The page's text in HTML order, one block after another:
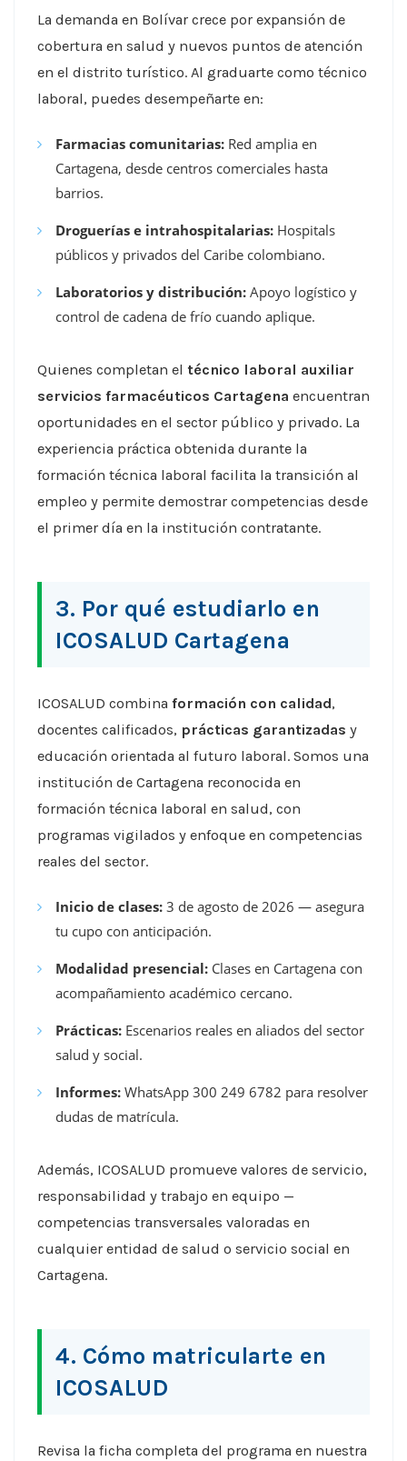
La demanda en Bolívar crece por expansión de
cobertura en salud y nuevos puntos de atención
en el distrito turístico. Al graduarte como técnico
laboral, puedes desempeñarte en:
Farmacias comunitarias: Red amplia en
Cartagena, desde centros comerciales hasta
barrios.
Droguerías e intrahospitalarias: Hospitals
públicos y privados del Caribe colombiano.
Laboratorios y distribución: Apoyo logístico y
control de cadena de frío cuando aplique.
Quienes completan el técnico laboral auxiliar
servicios farmacéuticos Cartagena encuentran
oportunidades en el sector público y privado. La
experiencia práctica obtenida durante la
formación técnica laboral facilita la transición al
empleo y permite demostrar competencias desde
el primer día en la institución contratante.
3. Por qué estudiarlo en
ICOSALUD Cartagena
ICOSALUD combina formación con calidad,
docentes calificados, prácticas garantizadas y
educación orientada al futuro laboral. Somos una
institución de Cartagena reconocida en
formación técnica laboral en salud, con
programas vigilados y enfoque en competencias
reales del sector.
Inicio de clases: 3 de agosto de 2026 — asegura
tu cupo con anticipación.
Modalidad presencial: Clases en Cartagena con
acompañamiento académico cercano.
Prácticas: Escenarios reales en aliados del sector
salud y social.
Informes: WhatsApp 300 249 6782 para resolver
dudas de matrícula.
Además, ICOSALUD promueve valores de servicio,
responsabilidad y trabajo en equipo —
competencias transversales valoradas en
cualquier entidad de salud o servicio social en
Cartagena.
4. Cómo matricularte en
ICOSALUD
Revisa la ficha completa del programa en nuestra